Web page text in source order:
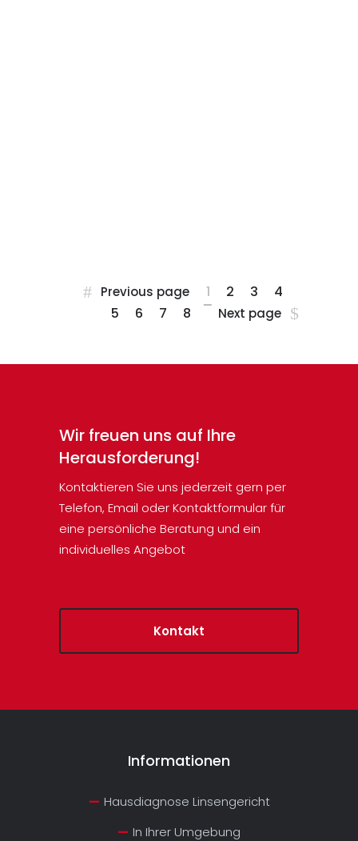
Previous page 1 2 3
4
5
6 7 8 Next page
Wir freuen uns auf Ihre
Herausforderung!
Kontaktieren Sie uns jederzeit gern per
Telefon, Email oder Kontaktformular für
eine persönliche Beratung und ein
individuelles Angebot
Kontakt
Informationen
Hausdiagnose Linsengericht
In Ihrer Umgebung